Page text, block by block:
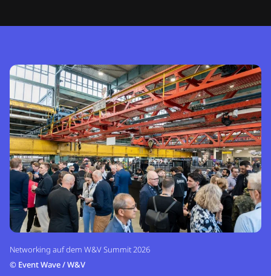
Networking auf dem W&V Summit 2026
© Event Wave / W&V